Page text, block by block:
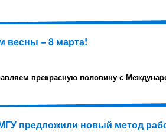
весны – 8 марта!
прекрасную половину с
предложили новый метод